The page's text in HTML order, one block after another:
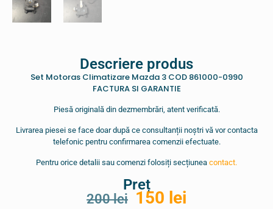
Descriere produs
Set Motoras Climatizare Mazda 3 COD 861000-0990
FACTURA SI GARANTIE
Piesă originală din dezmembrări, atent verificată.
Livrarea piesei se face doar după ce consultanții noștri vă vor contacta
telefonic pentru confirmarea comenzii efectuate.
Pentru orice detalii sau comenzi folosiți secțiunea contact.
Preț
200lei 150 lei